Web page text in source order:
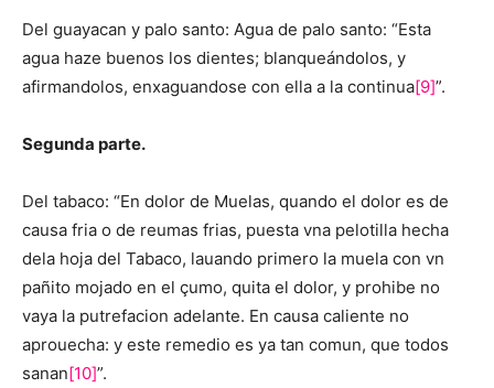
Del guayacan y palo santo: Agua de palo santo: “Esta
agua haze buenos los dientes; blanqueándolos, y
afirmandolos, enxaguandose con ella a la continua[9]”.
Segunda parte.
Del tabaco: “En dolor de Muelas, quando el dolor es de
causa fria o de reumas frias, puesta vna pelotilla hecha
dela hoja del Tabaco, lauando primero la muela con vn
pañito mojado en el çumo, quita el dolor, y prohibe no
vaya la putrefacion adelante. En causa caliente no
aprouecha: y este remedio es ya tan comun, que todos
sanan[10]”.